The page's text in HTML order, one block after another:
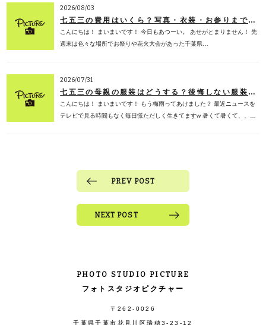
2026/08/03
七五三の費用はいくら？写真・衣装・お参りまでの相場を子ども専門フォトスタジオが徹底解説【2026年版】
こんにちは！ まいまいです！ 今日もあつーい。 あせがとまりません！ 先
週末は色々な場所でお祭りや花火大会があった千葉県…
2026/07/31
七五三の母親の服装はどうする？後悔しない服装選び・色・マナーを子ども専門フォトスタジオが徹底解説【2026年版】
こんにちは！ まいまいです！ もう梅雨ってあけました？ 最近ニュースを
テレビで見る時間もなく毎日慌ただしく生きてますw 暑くて暑くて、、…
PREV POST
NEXT POST
PHOTO STUDIO PICTURE
フォトスタジオピクチャー
〒262-0026
千葉県千葉市花見川区瑞穂3-23-12